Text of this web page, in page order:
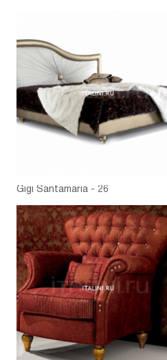
Gigi Santamaria - 26